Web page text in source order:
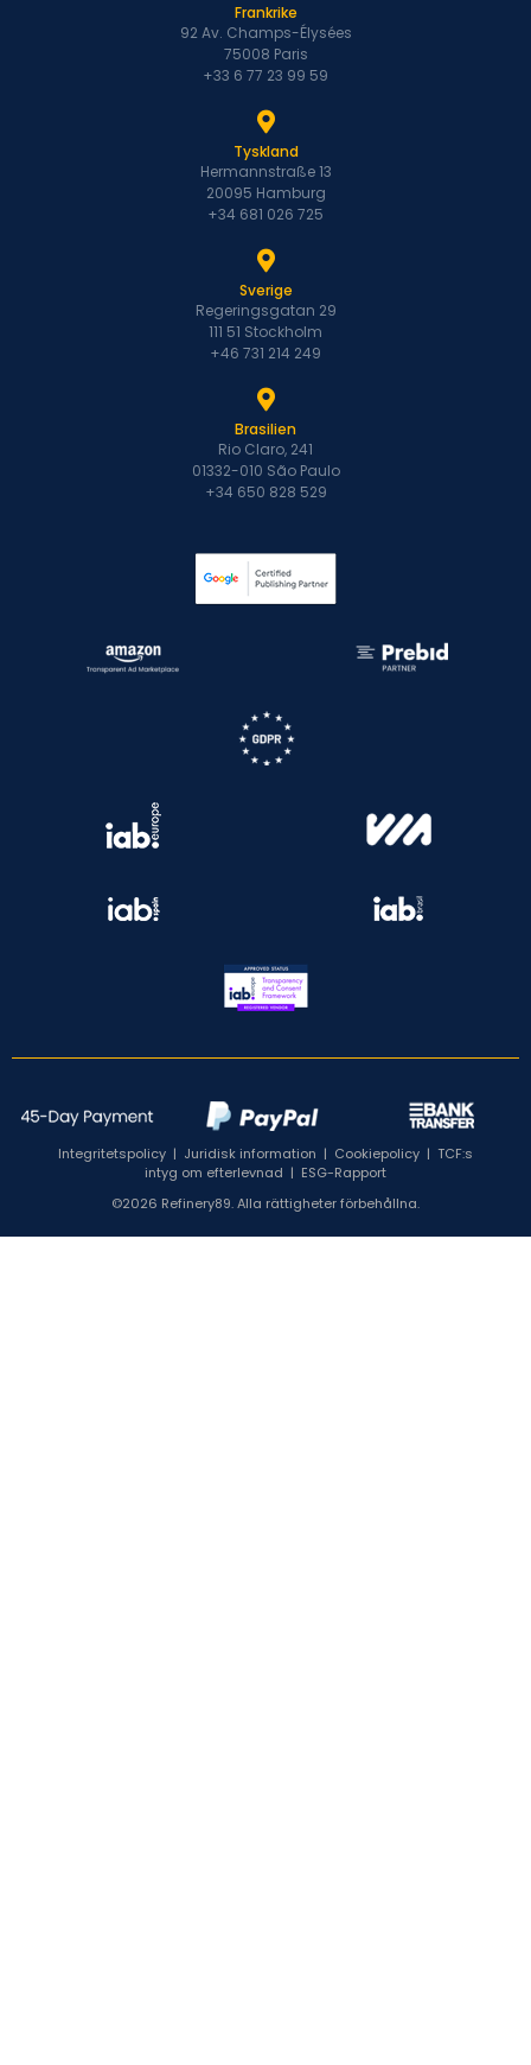
Frankrike
92 Av. Champs-Élysées
75008 Paris
+33 6 77 23 99 59
Tyskland
Hermannstraße 13
20095 Hamburg
+34 681 026 725
Sverige
Regeringsgatan 29
111 51 Stockholm
+46 731 214 249
Brasilien
Rio Claro, 241
01332-010 São Paulo
+34 650 828 529
Integritetspolicy | Juridisk information | Cookiepolicy | TCF:s
intyg om efterlevnad | ESG-Rapport
©2026 Refinery89. Alla rättigheter förbehållna.